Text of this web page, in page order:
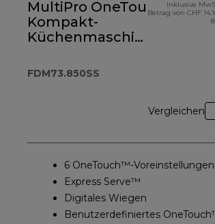
MultiPro OneTouch
Kompakt-
Küchenmaschine
FDM73.850SS
FDM73.850SS
Inklusive
Betrag von CHF
Vergleichen
6 OneTouch™-Voreinstellungen
Express Serve™
Digitales Wiegen
Benutzerdefiniertes